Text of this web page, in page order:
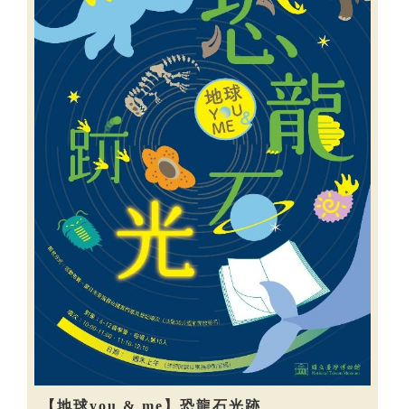
【地球you & me】恐龍石光跡